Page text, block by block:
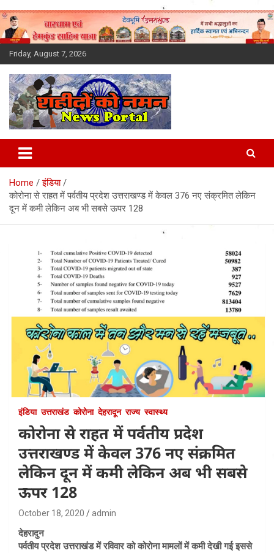
Skip
to
content
Friday, August 7, 2026
Latest News Today, Breaking
News, Uttarakhand News in
Hindi
Home
इंडिया
कोरोना से राहत में पर्वतीय प्रदेश उत्तराखण्ड में केवल 376 नए संक्रमित लेकिन
दून में कमी लेकिन अब भी सबसे ऊपर 128
इंडिया उत्तराखंड कोरोना देहरादून राज्य स्वास्थ्य
कोरोना से राहत में पर्वतीय प्रदेश
उत्तराखण्ड में केवल 376 नए संक्रमित
लेकिन दून में कमी लेकिन अब भी सबसे
ऊपर 128
October 18, 2020 admin
देहरादुन
पर्वतीय प्रदेश उत्तराखंड में रविवार को कोरोना मामलों में कमी देखी गई इससे